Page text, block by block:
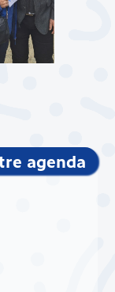
agenda